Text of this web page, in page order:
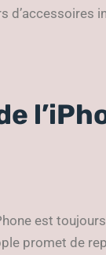
d’accessoires
est
promet de